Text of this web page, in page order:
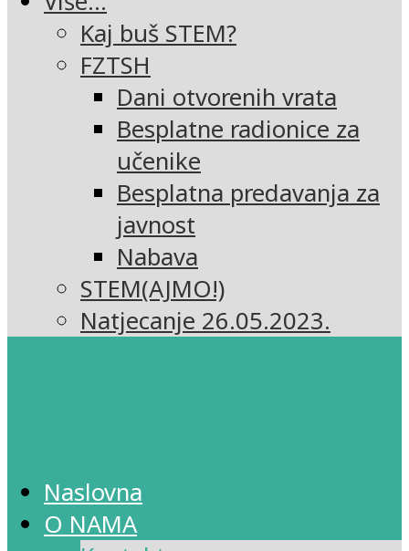
Kaj buš STEM?
FZTSH
Dani otvorenih vrata
Besplatne radionice za
učenike
Besplatna predavanja za
javnost
Nabava
STEM(AJMO!)
Natjecanje 26.05.2023.
Naslovna
O NAMA